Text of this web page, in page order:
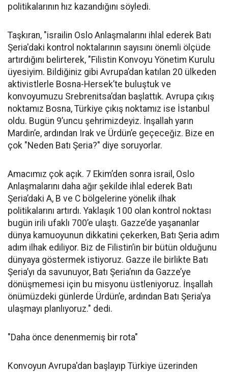
politikalarının hız kazandığını söyledi.
Taşkıran, "israilin Oslo Anlaşmalarını ihlal ederek Batı
Şeria'daki kontrol noktalarının sayısını önemli ölçüde
artırdığını belirterek, "Filistin Konvoyu Yönetim Kurulu
üyesiyim. Bildiğiniz gibi Avrupa’dan katılan 20 ülkeden
aktivistlerle Bosna-Hersek’te buluştuk ve
konvoyumuzu Srebrenitsa’dan başlattık. Avrupa çıkış
noktamız Bosna, Türkiye çıkış noktamız ise İstanbul
oldu. Bugün 9’uncu şehrimizdeyiz. İnşallah yarın
Mardin’e, ardından Irak ve Ürdün’e geçeceğiz. Bize en
çok "Neden Batı Şeria?" diye soruyorlar.
Amacımız çok açık. 7 Ekim’den sonra israil, Oslo
Anlaşmalarını daha ağır şekilde ihlal ederek Batı
Şeria’daki A, B ve C bölgelerine yönelik ilhak
politikalarını artırdı. Yaklaşık 100 olan kontrol noktası
bugün irili ufaklı 700’e ulaştı. Gazze’de yaşananlar
dünya kamuoyunun dikkatini çekerken, Batı Şeria adım
adım ilhak ediliyor. Biz de Filistin’in bir bütün olduğunu
dünyaya göstermek istiyoruz. Gazze ile birlikte Batı
Şeria’yı da savunuyor, Batı Şeria’nın da Gazze’ye
dönüşmemesi için bu misyonu üstleniyoruz. İnşallah
önümüzdeki günlerde Ürdün’e, ardından Batı Şeria’ya
ulaşmayı planlıyoruz." dedi.
"Daha önce denenmemiş bir rota"
Konvoyun Avrupa'dan başlayıp Türkiye üzerinden